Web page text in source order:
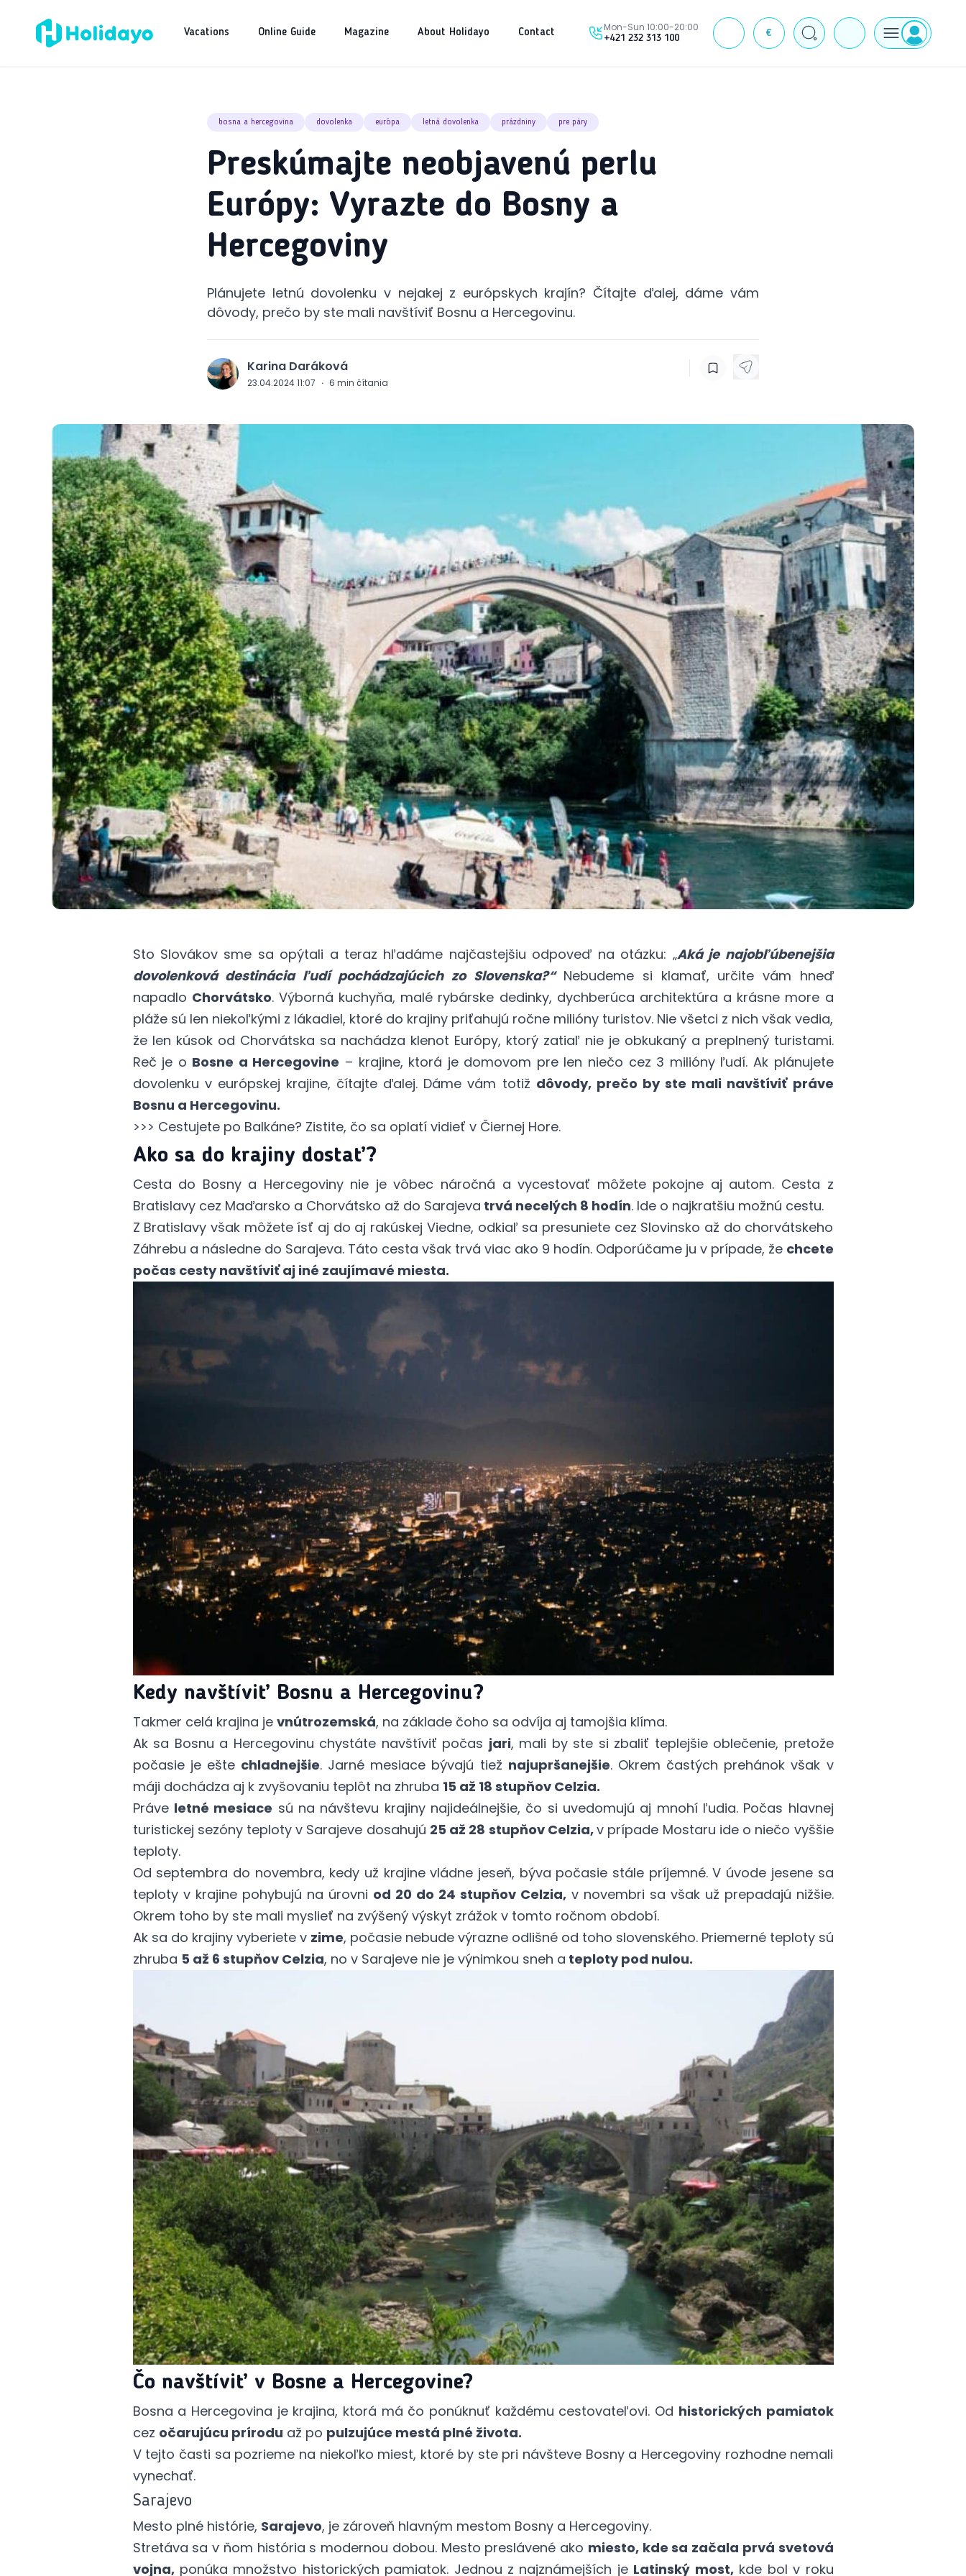
Vacations Online Guide Magazine About Holidayo Contact Mon-Sun 10:00-20:00
+421 232 313 100 € J
bosna a hercegovina dovolenka európa letná dovolenka prázdniny pre páry
Preskúmajte neobjavenú perlu
Európy: Vyrazte do Bosny a
Hercegoviny
Plánujete letnú dovolenku v nejakej z európskych krajín? Čítajte ďalej, dáme vám
dôvody, prečo by ste mali navštíviť Bosnu a Hercegovinu.
J Karina Daráková
23.04.2024 11:07 · 6 min čítania
Sto Slovákov sme sa opýtali a teraz hľadáme najčastejšiu odpoveď na otázku: „Aká je najobľúbenejšia
dovolenková destinácia ľudí pochádzajúcich zo Slovenska?“Nebudeme si klamať, určite vám hneď
napadlo Chorvátsko. Výborná kuchyňa, malé rybárske dedinky, dychberúca architektúra a krásne more a
pláže sú len niekoľkými z lákadiel, ktoré do krajiny priťahujú ročne milióny turistov. Nie všetci z nich však vedia,
že len kúsok od Chorvátska sa nachádza klenot Európy, ktorý zatiaľ nie je obkukaný a preplnený turistami.
Reč je o Bosne a Hercegovine – krajine, ktorá je domovom pre len niečo cez 3 milióny ľudí. Ak plánujete
dovolenku v európskej krajine, čítajte ďalej. Dáme vám totiž dôvody, prečo by ste mali navštíviť práve
Bosnu a Hercegovinu.
>>> Cestujete po Balkáne? Zistite, čo sa oplatí vidieť v Čiernej Hore.
Ako sa do krajiny dostať?
Cesta do Bosny a Hercegoviny nie je vôbec náročná a vycestovať môžete pokojne aj autom. Cesta z
Bratislavy cez Maďarsko a Chorvátsko až do Sarajeva trvá necelých 8 hodín. Ide o najkratšiu možnú cestu.
Z Bratislavy však môžete ísť aj do aj rakúskej Viedne, odkiaľ sa presuniete cez Slovinsko až do chorvátskeho
Záhrebu a následne do Sarajeva. Táto cesta však trvá viac ako 9 hodín. Odporúčame ju v prípade, že chcete
počas cesty navštíviť aj iné zaujímavé miesta.
Kedy navštíviť Bosnu a Hercegovinu?
Takmer celá krajina je vnútrozemská, na základe čoho sa odvíja aj tamojšia klíma.
Ak sa Bosnu a Hercegovinu chystáte navštíviť počas jari, mali by ste si zbaliť teplejšie oblečenie, pretože
počasie je ešte chladnejšie. Jarné mesiace bývajú tiež najupršanejšie. Okrem častých prehánok však v
máji dochádza aj k zvyšovaniu teplôt na zhruba 15 až 18 stupňov Celzia.
Práve letné mesiace sú na návštevu krajiny najideálnejšie, čo si uvedomujú aj mnohí ľudia. Počas hlavnej
turistickej sezóny teploty v Sarajeve dosahujú 25 až 28 stupňov Celzia,v prípade Mostaru ide o niečo vyššie
teploty.
Od septembra do novembra, kedy už krajine vládne jeseň, býva počasie stále príjemné. V úvode jesene sa
teploty v krajine pohybujú na úrovni od 20 do 24 stupňov Celzia,v novembri sa však už prepadajú nižšie.
Okrem toho by ste mali myslieť na zvýšený výskyt zrážok v tomto ročnom období.
Ak sa do krajiny vyberiete v zime, počasie nebude výrazne odlišné od toho slovenského. Priemerné teploty sú
zhruba 5 až 6 stupňov Celzia, no v Sarajeve nie je výnimkou sneh a teploty pod nulou.
Čo navštíviť v Bosne a Hercegovine?
Bosna a Hercegovina je krajina, ktorá má čo ponúknuť každému cestovateľovi. Od historických pamiatok
cez očarujúcu prírodu až po pulzujúce mestá plné života.
V tejto časti sa pozrieme na niekoľko miest, ktoré by ste pri návšteve Bosny a Hercegoviny rozhodne nemali
vynechať.
Sarajevo
Mesto plné histórie, Sarajevo, je zároveň hlavným mestom Bosny a Hercegoviny.
Stretáva sa v ňom história s modernou dobou. Mesto preslávené ako miesto, kde sa začala prvá svetová
vojna,ponúka množstvo historických pamiatok. Jednou z najznámejších je Latinský most,kde bol v roku